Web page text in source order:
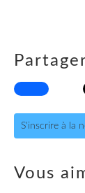
S'inscrire à la
Vous